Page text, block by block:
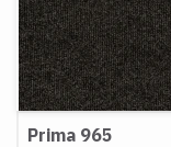
Prima 965